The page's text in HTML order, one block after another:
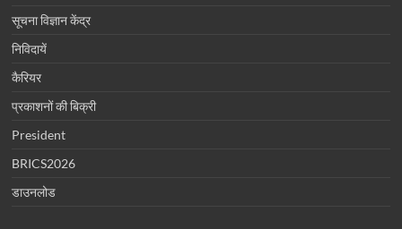
सूचना विज्ञान केंद्र
निविदायें
कैरियर
प्रकाशनों की बिक्री
President
BRICS2026
डाउनलोड